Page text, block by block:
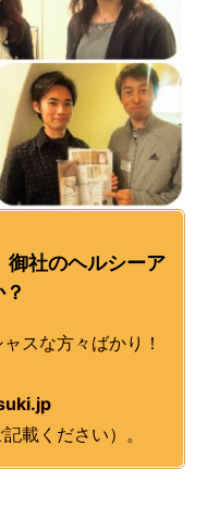
御社のヘルシーア
スな方々ばかり！
載ください）。